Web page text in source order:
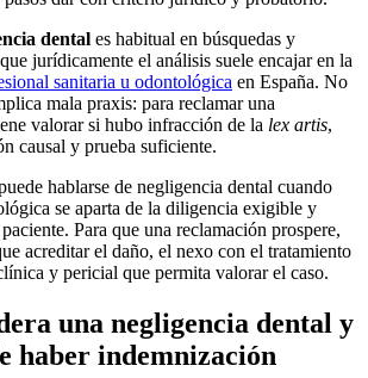
dental es habitual en búsquedas y
jurídicamente el análisis suele encajar en la
sanitaria u odontológica en España. No
mala praxis: para reclamar una
valorar si hubo infracción de la lex artis,
causal y prueba suficiente.
hablarse de negligencia dental cuando
se aparta de la diligencia exigible y
Para que una reclamación prospere,
acreditar el daño, el nexo con el tratamiento
y pericial que permita valorar el caso.
una negligencia dental y
haber indemnización